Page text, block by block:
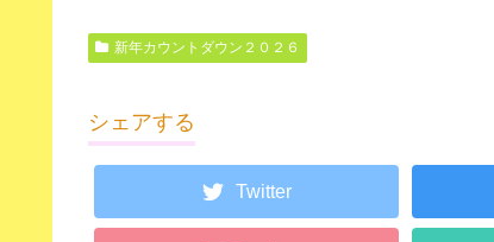
新年カウントダウン２０２６
シェアする
Twitter